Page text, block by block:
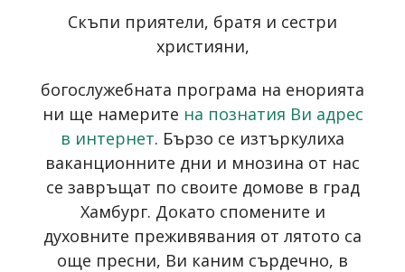
Скъпи приятели, братя и сестри
християни,
богослужебната програма на енорията
ни ще намерите на познатия Ви адрес
в интернет. Бързо се изтъркулиха
ваканционните дни и мнозина от нас
се завръщат по своите домове в град
Хамбург. Докато спомените и
духовните преживявания от лятото са
още пресни, Ви каним сърдечно, в